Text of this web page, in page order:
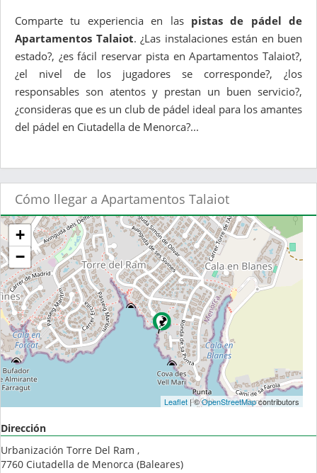
Comparte tu experiencia en las pistas de pádel de
Apartamentos Talaiot. ¿Las instalaciones están en buen
estado?, ¿es fácil reservar pista en Apartamentos Talaiot?,
¿el nivel de los jugadores se corresponde?, ¿los
responsables son atentos y prestan un buen servicio?,
¿consideras que es un club de pádel ideal para los amantes
del pádel en Ciutadella de Menorca?...
Cómo llegar a Apartamentos Talaiot
+
−
Leaflet| ©OpenStreetMapcontributors
Dirección
Urbanización Torre Del Ram ,
7760 Ciutadella de Menorca (Baleares)